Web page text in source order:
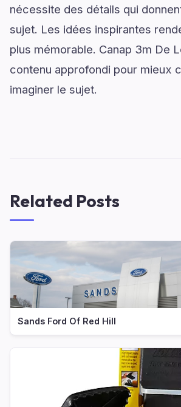
nécessite des détails qui
sujet. Les idées inspirantes
plus mémorable. Canap 3m De
contenu approfondi pour mieux
imaginer le sujet.
Related Posts
Sands Ford Of Red Hill